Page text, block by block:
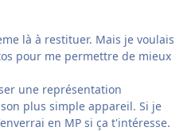
là à restituer. Mais je voulais
pour me permettre de mieux
une représentation
plus simple appareil. Si je
en MP si ça t'intéresse.